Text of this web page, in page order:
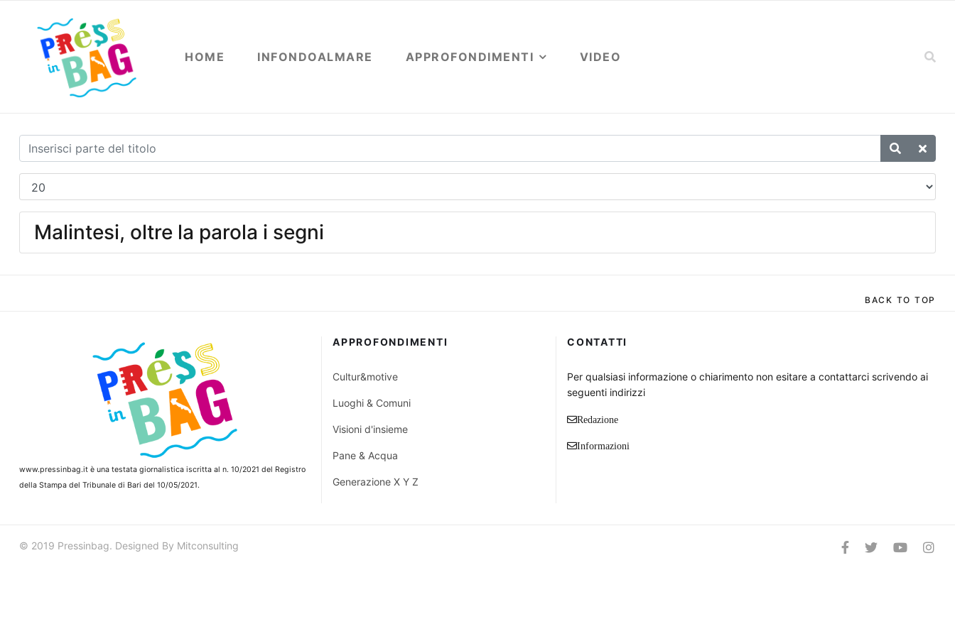
HOME INFONDOALMARE APPROFONDIMENTI VIDEO
Malintesi, oltre la parola i segni
BACK TO TOP
www.pressinbag.it è una testata giornalistica iscritta al n. 10/2021 del Registro
della Stampa del Tribunale di Bari del 10/05/2021.
APPROFONDIMENTI
Cultur&motive
Luoghi & Comuni
Visioni d'insieme
Pane & Acqua
Generazione X Y Z
CONTATTI
Per qualsiasi informazione o chiarimento non esitare a contattarci scrivendo ai
seguenti indirizzi
Redazione
Informazioni
© 2019 Pressinbag. Designed By Mitconsulting